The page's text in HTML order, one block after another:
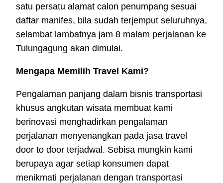
satu persatu alamat calon penumpang sesuai
daftar manifes, bila sudah terjemput seluruhnya,
selambat lambatnya jam 8 malam perjalanan ke
Tulungagung akan dimulai.
Mengapa Memilih Travel Kami?
Pengalaman panjang dalam bisnis transportasi
khusus angkutan wisata membuat kami
berinovasi menghadirkan pengalaman
perjalanan menyenangkan pada jasa travel
door to door terjadwal. Sebisa mungkin kami
berupaya agar setiap konsumen dapat
menikmati perjalanan dengan transportasi